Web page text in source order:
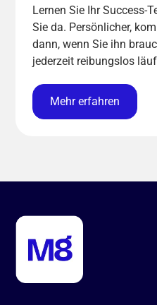
Lernen Sie Ihr Success-
Sie da. Persönlicher,
dann, wenn Sie ihn
jederzeit reibungslos
Mehr erfahren